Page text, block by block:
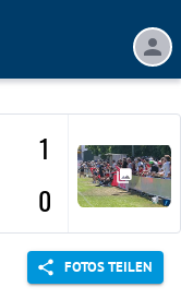
1
0
FOTOS TEILEN